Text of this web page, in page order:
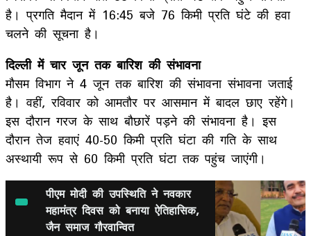
है। प्रगति मैदान में 16:45 बजे 76 किमी प्रति घंटे की हवा
चलने की सूचना है।
दिल्ली में चार जून तक बारिश की संभावना
मौसम विभाग ने 4 जून तक बारिश की संभावना संभावना जताई
है। वहीं, रविवार को आमतौर पर आसमान में बादल छाए रहेंगे।
इस दौरान गरज के साथ बौछारें पड़ने की संभावना है। इस
दौरान तेज हवाएं 40-50 किमी प्रति घंटा की गति के साथ
अस्थायी रूप से 60 किमी प्रति घंटा तक पहुंच जाएंगी।
पीएम मोदी की उपस्थिति ने नवकार
महामंत्र दिवस को बनाया ऐतिहासिक,
जैन समाज गौरवान्वित